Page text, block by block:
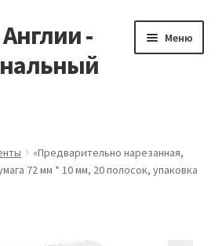
-
Меню
«Предварительно нарезанная,
72 мм * 10 мм, 20 полосок, упаковка